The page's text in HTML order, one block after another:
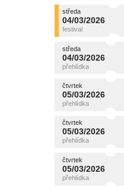
středa
04/03/2026
středa
04/03/2026
středa
04/03/2026
středa
04/03/2026
čtvrtek
05/03/2026
čtvrtek
05/03/2026
čtvrtek
05/03/2026
čtvrtek
05/03/2026
čtvrtek
05/03/2026
čtvrtek
05/03/2026